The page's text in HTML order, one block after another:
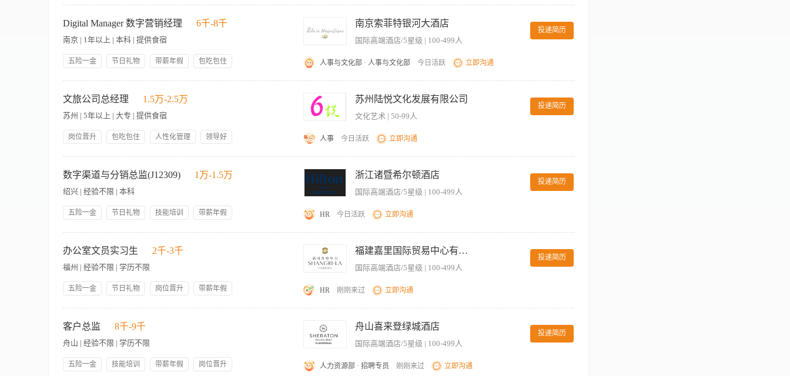
目，独立完成短视频脚本撰写、创意构思及分镜头设计。 3、跟踪视频数据（播放量、点赞、评论、转化率等），进行复盘分析并优化内容策略，提升粉丝活跃度与
账号影响力。 4、参与线下活动、公司项目宣传的短视频素材采集，协调内外部拍摄资源。 5、配合团队完成其他新媒体相关任务，如直播辅助、平台互动维护等。
【岗位要求】 1、热爱短视频创作，熟悉主流短视频平台规则及用户偏好，有个人或企业账号运营经验者优先。 2、具备基础拍摄及剪辑能力（熟练使用剪映/PR等工
具），能独立完成成片输出。 3、具备较强的网感与创意能力，能快速捕捉热点并转化为内容。 4、工作认真负责，具备良好的沟通能力及团队协作意识。 5、投递时
请附上往期短视频作品或账号链接。
Digital Manager 数字营销经理 6千-8千
南京 | 1年以上 | 本科 | 提供食宿
五险一金 节日礼物 带薪年假
包吃包住
南京索菲特银河大酒店
国际高端酒店/5星级 | 100-499人
投递简历
人事与文化部 · 人事与文化部 今日活跃 立即沟通
business goals. 制定整体的数字和电子商务方向，以帮助推动餐饮、婚宴等相关收入，并制定战略和行动计划，以实现在线业务目标。 2. Ensure that the hotel's e-
commerce strategy is effectively implemented on online platforms 确保酒店的电子商务策略在在线平台上得到有效实施。 3. Summarize weekly channel revenue reports and other
supporting documents, including but not limited to Dianping, Meituan, and Zhiketong. 汇总每周渠道收益报告和其它支持文件,包括不仅限于大众点评、美团、直客通。 4.
Expanding new online business opportunities for hotel catering and wedding banquets through third-party channels 在第三方渠道拓展酒店餐饮和婚宴新的线上生意机会。 5.
Monitor competitors and market dynamics to analyze trends and opportunities to increase the potential of hotel online business 监督竟对酒店及市场动态分析趋势和机会以增加酒
店在线生意潜力。 6. Develop multi-channel publicity channels, such as Xiaohongshu, Tiktok, etc 开拓多渠道宣传途径，例如小红书、抖音等。 7. Develop, implement, and
supervise strategic activities on hotel social media platforms to drive business, and collaborate with marketing communication managers/social media third parties to expand advertising
information 开发,实施和监督酒店社交媒体平台上的策略活动来驱动业务，和市场传讯经理/社交媒体第三方一起拓展广告信息。 8. Establish good and positive working
relationships with all departments of the hotel to ensure that they understand the concept of digital marketing. 和酒店所有部门建立良好的正面的工作合作关系,确保酒店所有部门
并争取媒体和酒店的战略伙伴关系，从而推动宾客满意度达到目标。 Required Qualifications 任职要求: 1. More than 2 years of experience in digital marketing or marketing
应变能力，优秀的人际交往和协调能力，较强的社会活动能力。 4. Understand e-commerce, mass communication, graphic creativity, and innovative writing and editing skills 了
解电子商务，大众传播，平面创意和具有创新性的写作与编辑能力。 5. Proficient in using various video editing software. 能够熟练运用各类视频剪辑软件。 6. Positive and
proactive personality, conscientious and responsible work 个性积极主动，工作认真负责。
文旅公司总经理 1.5万-2.5万
苏州 | 5年以上 | 大专 | 提供食宿
岗位晋升 包吃包住 人性化管理
领导好
苏州陆悦文化发展有限公司
文化艺术 | 50-99人
投递简历
人事 今日活跃 立即沟通
目标达成，优化资源配置，提升园区综合效益。 3、打造“六悦文化园”文旅品牌，策划主题活动（如研学游、文化节、市集活动），拓展线上线下营销渠道。 4、维
护政府、媒体及合作伙伴关系，提升园区知名度与美誉度。 5、主导品牌建设与宣传，提升品牌影响力，推动文旅项目的市场化与商业化运作； 6、处理重大突发事
件，协调内外部资源，保障公司业务稳定运行。 任职要求： 1、5年以上文旅行业管理经验，有景区、博物馆或酒店运营经验者优先。 2、具备战略思维与商业洞察
力，能把握文旅市场趋势。 3、优秀的沟通协调能力，擅长跨部门协作及对外资源整合。 4、热爱文化事业，对博物馆、非遗文化等有浓厚兴趣。 5、抗压能力强，能
适应快节奏工作，具备解决复杂问题的能力。
数字渠道与分销总监(J12309) 1万-1.5万
绍兴 | 经验不限 | 本科
五险一金 节日礼物 技能培训
带薪年假
浙江诸暨希尔顿酒店
国际高端酒店/5星级 | 100-499人
投递简历
HR 今日活跃 立即沟通
日历，涵盖重点节点（如 618、双 11、春节等）。 • 与集团保持战略协同，确保活动规划一致性。 活动与产品管理 • 执行集团及酒店层面的休闲散客促销活动（如
618、双 11、线上直播等）。 • 设计符合酒店休闲战略的电商产品，明确目标客群、渠道定位及活动目标。 • 管理产品全生命周期：申请、内容制作、上线发布、库存
控制。 渠道与内容优化管理 • 定期检查价格合规性，及时上报异常，优化渠道分销结构。 • 审核酒店地理位置与 POI 信息准确性，协调相关团队解决内容问题。 • 管
理付费广告投放及效果（如集团 PMP 项目、携程金字塔、Hilton Elevate 等），遵循内容审核与 SEO 优化建议，提升酒店曝光与转化。 • 跟踪踪并持续优化运营指标
（如飞猪 HID%、抖音 POI 评分等）。 • 负责抖音店铺运营，包括 KOL/KOC 合作、内容创作、点评管理及直播投放。 • 确保酒店内容在中英文之间准确翻译与本地
化，吸引多元休闲客源市场。 • 优化内容评分，确保各渠道房型与价格展示准确。 绩效管理与数据分析 • 定期进行渠道绩效回顾（周/月），分析流量、转化率、
需求趋势与活动目标，确保与整体定 价策略一致。 • 与 OTA 市场经理保持沟通，获取最新策略与促销资源。 任职资格： • 本科及以上学历。 • 热爱酒店行业，具备以
客户为中心的思维。 • 至少 3 年 OTA、电商、市场营销或分销相关经验。 • 具备良好的沟通技巧和跨部门协作能力 。 • 展现出敏锐的数字化潜力和扎实的市场洞察
办公室文员实习生 2千-3千
福州 | 经验不限 | 学历不限
五险一金 节日礼物 岗位晋升
带薪年假
福建嘉里国际贸易中心有限公司
国际高端酒店/5星级 | 100-499人
投递简历
HR 刚刚来过 立即沟通
incoming telephone calls. 2）处理指定的宴会及会议统筹经理进出信函。 Handles incoming & outgoing correspondence of designated Events Managers 3）负责协助经理们信
函的打印/ 存档，如报价、协议书、宴会会议订单、团队简历、感谢信以及宴会及会议意见调查表等等。 for assisting the managers in typing / filing correspondence such as
proposals, Letters of Agreement, Banquet Event Orders, Group Resumes, Thank You letters, Post Event Critique etc. 4）分发所有的相关信件给各个相关的部门，如备忘录、宴
会及会议订单、协议书、团队简历和常规的报告等等。 distribution of all correspondence such as memos, Banquet Event Orders, Letters of Agreement, Resumes, routine reports
etc to concerned departments. 5）协助宴会会议经理/高级宴会会议统筹经理准备桌面菜单，用餐会议桌卡和餐券等。 Assist Events Managers/Senior Events Managers in
客户总监 8千-9千
舟山 | 经验不限 | 学历不限
五险一金 技能培训 带薪年假
岗位晋升
舟山喜来登绿城酒店
国际高端酒店/5星级 | 100-499人
投递简历
人力资源部 · 招聘专员 刚刚来过 立即沟通